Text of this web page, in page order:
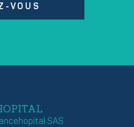
VOUS
SAS